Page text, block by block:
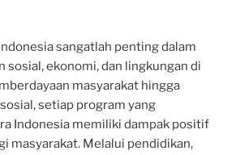
sangatlah penting dalam
sosial, ekonomi, dan lingkungan di
masyarakat hingga
setiap program yang
Indonesia memiliki dampak positif
masyarakat. Melalui pendidikan,